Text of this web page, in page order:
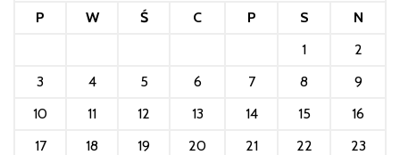
P W Ś C P S
N
1
2
3
4 5 6 7 8
9
10
11 12 13 14 15
16
17
18 19 20 21 22
23